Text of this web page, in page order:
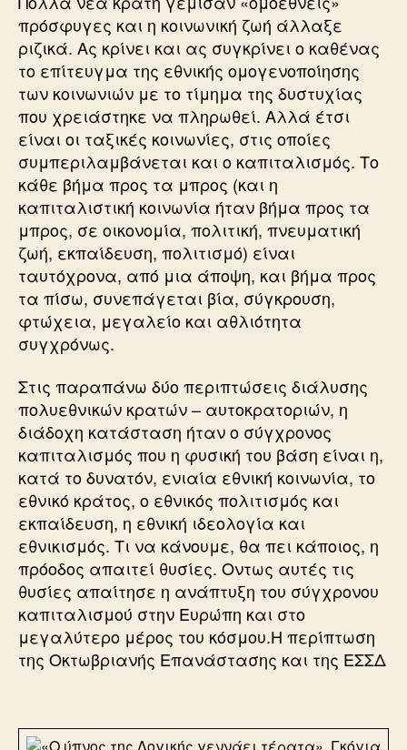
πρόσφυγες και η κοινωνική ζωή άλλαξε
ριζικά. Ας κρίνει και ας συγκρίνει ο καθένας
το επίτευγμα της εθνικής ομογενοποίησης
των κοινωνιών με το τίμημα της δυστυχίας
που χρειάστηκε να πληρωθεί. Αλλά έτσι
είναι οι ταξικές κοινωνίες, στις οποίες
συμπεριλαμβάνεται και ο καπιταλισμός. Το
κάθε βήμα προς τα μπρος (και η
καπιταλιστική κοινωνία ήταν βήμα προς τα
μπρος, σε οικονομία, πολιτική, πνευματική
ζωή, εκπαίδευση, πολιτισμό) είναι
ταυτόχρονα, από μια άποψη, και βήμα προς
τα πίσω, συνεπάγεται βία, σύγκρουση,
φτώχεια, μεγαλείο και αθλιότητα
συγχρόνως.
Στις παραπάνω δύο περιπτώσεις διάλυσης
πολυεθνικών κρατών – αυτοκρατοριών, η
διάδοχη κατάσταση ήταν ο σύγχρονος
καπιταλισμός που η φυσική του βάση είναι η,
κατά το δυνατόν, ενιαία εθνική κοινωνία, το
εθνικό κράτος, ο εθνικός πολιτισμός και
εκπαίδευση, η εθνική ιδεολογία και
εθνικισμός. Τι να κάνουμε, θα πει κάποιος, η
πρόοδος απαιτεί θυσίες. Οντως αυτές τις
θυσίες απαίτησε η ανάπτυξη του σύγχρονου
καπιταλισμού στην Ευρώπη και στο
μεγαλύτερο μέρος του κόσμου.Η περίπτωση
της Οκτωβριανής Επανάστασης και της ΕΣΣΔ